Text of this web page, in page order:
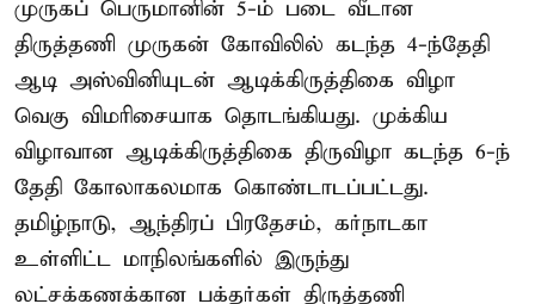
முருகப் பெருமானின் 5-ம் படை வீடான
திருத்தணி முருகன் கோவிலில் கடந்த 4-ந்தேதி
ஆடி அஸ்வினியுடன் ஆடிக்கிருத்திகை விழா
வெகு விமரிசையாக தொடங்கியது. முக்கிய
விழாவான ஆடிக்கிருத்திகை திருவிழா கடந்த 6-ந்
தேதி கோலாகலமாக கொண்டாடப்பட்டது.
தமிழ்நாடு, ஆந்திரப் பிரதேசம், கர்நாடகா
உள்ளிட்ட மாநிலங்களில் இருந்து
லட்சக்கணக்கான பக்தர்கள் திருத்தணி